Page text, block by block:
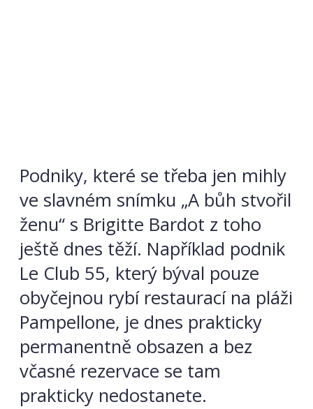
Podniky, které se třeba jen mihly
ve slavném snímku „A bůh stvořil
ženu“ s Brigitte Bardot z toho
ještě dnes těží. Například podnik
Le Club 55, který býval pouze
obyčejnou rybí restaurací na pláži
Pampellone, je dnes prakticky
permanentně obsazen a bez
včasné rezervace se tam
prakticky nedostanete.